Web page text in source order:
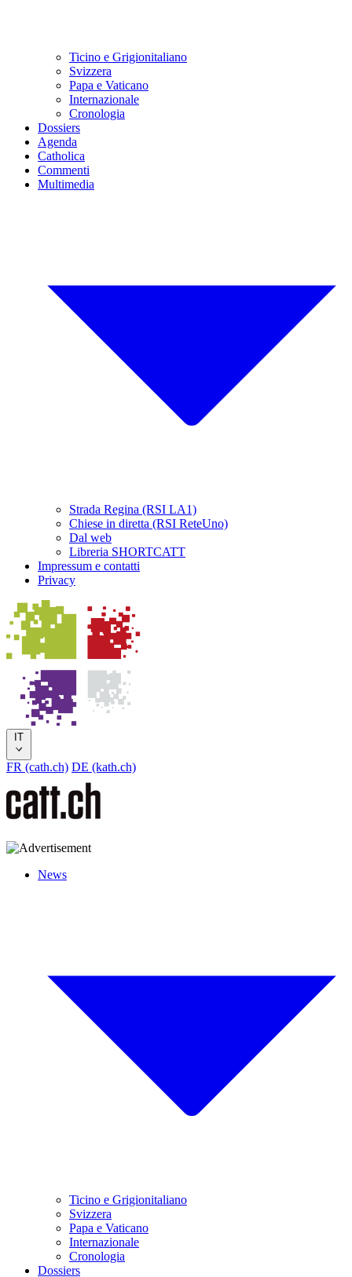
Ticino e Grigionitaliano
Svizzera
Papa e Vaticano
Internazionale
Cronologia
Dossiers
Agenda
Catholica
Commenti
Multimedia
Strada Regina (RSI LA1)
Chiese in diretta (RSI ReteUno)
Dal web
Libreria SHORTCATT
Impressum e contatti
Privacy
IT
FR (cath.ch) DE (kath.ch)
News
Ticino e Grigionitaliano
Svizzera
Papa e Vaticano
Internazionale
Cronologia
Dossiers